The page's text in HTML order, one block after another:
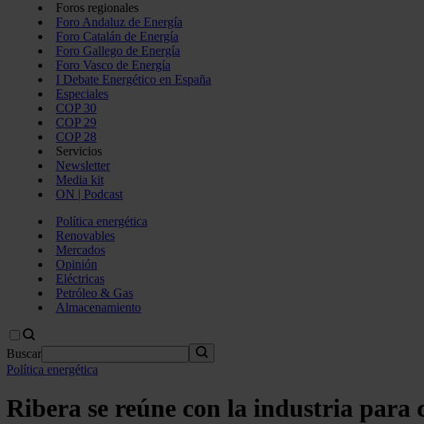
Foros regionales
Foro Andaluz de Energía
Foro Catalán de Energía
Foro Gallego de Energía
Foro Vasco de Energía
I Debate Energético en España
Especiales
COP 30
COP 29
COP 28
Servicios
Newsletter
Media kit
ON | Podcast
Política energética
Renovables
Mercados
Opinión
Eléctricas
Petróleo & Gas
Almacenamiento
Buscar
Política energética
Ribera se reúne con la industria para